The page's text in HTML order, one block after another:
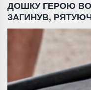
ДОШКУ ГЕРОЮ
ЗАГИНУВ,